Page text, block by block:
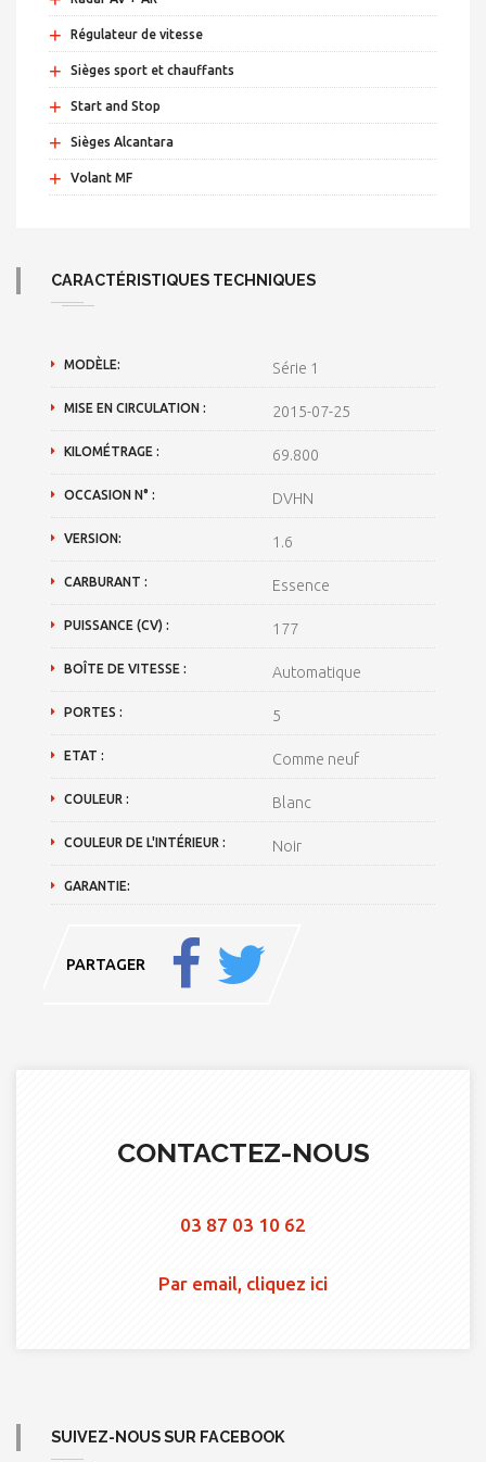
+ Régulateur de vitesse
+ Sièges sport et chauffants
+ Start and Stop
+ Sièges Alcantara
+ Volant MF
CARACTÉRISTIQUES TECHNIQUES
MODÈLE: Série 1
MISE EN CIRCULATION : 2015-07-25
KILOMÉTRAGE : 69.800
OCCASION N° : DVHN
VERSION: 1.6
CARBURANT : Essence
PUISSANCE (CV) : 177
BOÎTE DE VITESSE : Automatique
PORTES : 5
ETAT : Comme neuf
COULEUR : Blanc
COULEUR DE L'INTÉRIEUR : Noir
GARANTIE:
PARTAGER
CONTACTEZ-NOUS
03 87 03 10 62
Par email, cliquez ici
SUIVEZ-NOUS SUR FACEBOOK